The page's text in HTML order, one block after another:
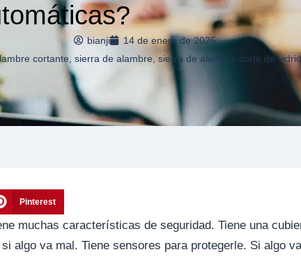
bianji
14 de enero de 2025
cortante sierra de alambre sierra de alambre corte de vidrio
Pinterest
muchas características de seguridad. Tiene una
algo va mal. Tiene sensores para protegerle. Si algo va